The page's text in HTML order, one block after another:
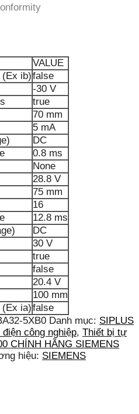
VALUE
(Ex ib)false
-30 V
true
70 mm
5 mA
DC
0.8 ms
None
28.8 V
75 mm
16
12.8 ms
DC
30 V
true
false
20.4 V
100 mm
(Ex ia)false
5XB0 Danh mục: SIPLUS
công nghiệp, Thiết bị tự
CHÍNH HÃNG SIEMENS
hiệu: SIEMENS